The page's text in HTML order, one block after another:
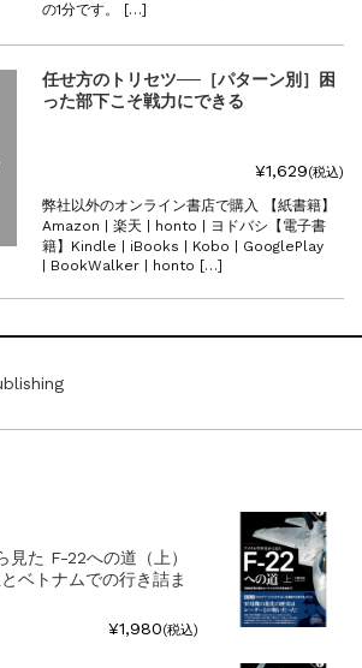
の1分です。 […]
任せ方のトリセツ──［パターン別］困
った部下こそ戦力にできる
¥1,629(税込)
弊社以外のオンライン書店で購入 【紙書籍】
Amazon | 楽天 | honto | ヨドバシ【電子書
籍】Kindle | iBooks | Kobo | GooglePlay
| BookWalker | honto […]
見た F-22への道（上）
ベトナムでの行き詰ま
¥1,980(税込)